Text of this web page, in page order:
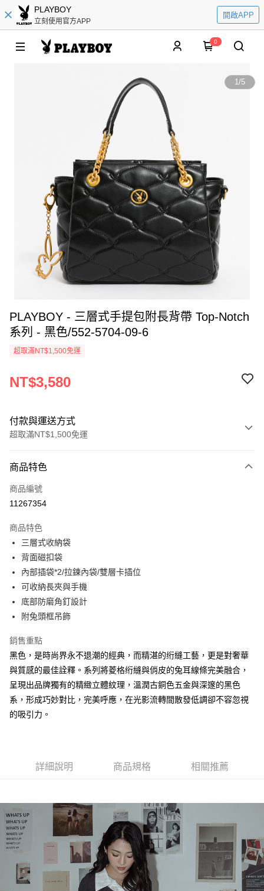
PLAYBOY
立刻使用官方APP
開啟APP
0
1/5
PLAYBOY - 三層式手提包附長背帶 Top-Notch
系列 - 黑色/552-5704-09-6
超取滿NT$1,500免運
NT$3,580
付款與運送方式
超取滿NT$1,500免運
信用卡一次付款
超商取貨付款
Apple Pay
街口支付
悠遊付
大哥付你分期
相關說明
1.本服務由台灣大哥大提供，台灣大哥大用戶可立即使用無須另外申請。
2.付款方式選擇「大哥付你分期」，訂單成立後會自動跳轉到大哥付的交易
流程，驗證手機門號後，選擇欲分期的期數、繳款截止日，確認付款後即完
成交易。
3.實際核准額度、可分期數及費用金額請依後續交易確認頁面所載為準。
4.訂單成立30分鐘內，如未前往確認交易或遇審核未通過，訂單將自動取
法說明評估內容。
2.透過簡訊連結打開帳單後，可選擇「超商條碼／台灣大直營門市／銀行轉
帳／街口支付／iPASS MONEY」等通路繳費。
1.本服務係由「台灣大哥大股份有限公司」（以下簡稱本公司）所提供，讓
用戶於交易時，得透過本服務購買商品或服務，並由商店將買賣／分期付款
買賣價金債權讓與本公司後，依約使用本公司帳單繳交帳款。
2.基於同意付款使用「大哥付你分期」之契約關係目的，商店將以您的個人
資料（包含姓名、電話或地址）提供予台灣大哥大進項蒐集、處理及利用，
由本公司與您本人進行分期帳單所需資料之確認、核對及更正。
3.完整用戶服務條款，請詳閱以下連結：
https://oppay.tw/userRule
AFTEE先享後付
相關說明
【關於「AFTEE先享後付」】
AFTEE先享後付是「在收到商品之後才付款」的支付方式。 讓您購物簡單
便利好安心！
１．簡單：不需註冊會員、不需綁卡、不需儲值。
２．便利：只要手機號碼，簡訊認證，即可結帳。
結帳頁面，進行簡訊認證並確認金額後，即可完成結帳。
※ 請注意：結帳手續完成當下不需立刻繳費，但若您需要取消訂單，請聯絡
購買商品的店家。未經商家同意取消之訂單仍視為有效，需透過AFTEE先享
後付繳納相關費用。
※ 交易是否成功請以「AFTEE先享後付 」之結帳頁面顯示為準，若有關於
是否繳費成功／繳費後需取消欲退款等相關疑問，請聯繫「AFTEE先享後付
客戶支援中心」
https://netprotections.freshdesk.com/support/home
【注意事項】
付款後全家取貨
萊爾富取貨付款
每筆NT$120
付款後萊爾富取貨
7-11取貨付款
商品特色
商品編號
11267354
商品特色
三層式收納袋
背面磁扣袋
內部插袋*2/拉鍊內袋/雙層卡插位
可收納長夾與手機
底部防磨角釘設計
附兔頭框吊飾
銷售重點
黑色，是時尚界永不退潮的經典，而精湛的绗縫工藝，更是對奢華
與質感的最佳詮釋。系列將菱格绗縫與俏皮的兔耳線條完美融合，
呈現出品牌獨有的精緻立體紋理，溫潤古銅色五金與深邃的黑色
系，形成巧妙對比，完美呼應，在光影流轉間散發低調卻不容忽視
的吸引力。
詳細說明 商品規格 相關推薦